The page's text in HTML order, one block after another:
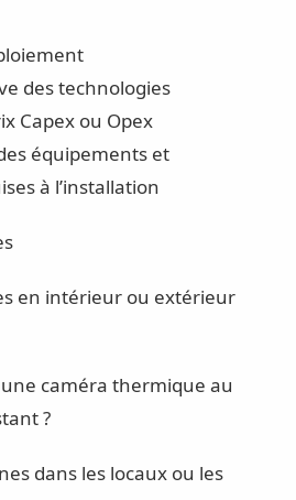
des technologies
Capex ou Opex
équipements et
à l’installation
en intérieur ou extérieur
caméra thermique au
?
dans les locaux ou les